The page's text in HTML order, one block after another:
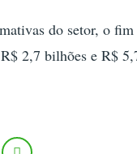
do setor, o
2,7 bilhões e R$